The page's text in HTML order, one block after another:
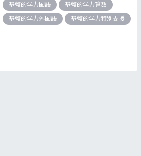
基盤的学力国語
基盤的学力算数
基盤的学力外国語
基盤的学力特別支援